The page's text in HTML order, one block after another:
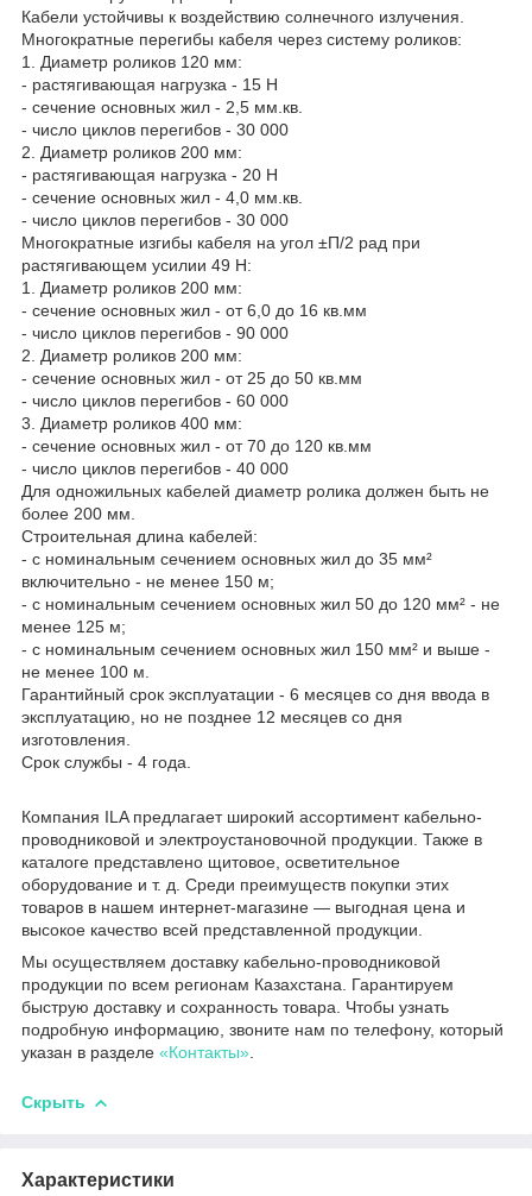
Кабели устойчивы к воздействию солнечного излучения.
Многократные перегибы кабеля через систему роликов:
1. Диаметр роликов 120 мм:
- растягивающая нагрузка - 15 Н
- сечение основных жил - 2,5 мм.кв.
- число циклов перегибов - 30 000
2. Диаметр роликов 200 мм:
- растягивающая нагрузка - 20 Н
- сечение основных жил - 4,0 мм.кв.
- число циклов перегибов - 30 000
Многократные изгибы кабеля на угол ±П/2 рад при
растягивающем усилии 49 Н:
1. Диаметр роликов 200 мм:
- сечение основных жил - от 6,0 до 16 кв.мм
- число циклов перегибов - 90 000
2. Диаметр роликов 200 мм:
- сечение основных жил - от 25 до 50 кв.мм
- число циклов перегибов - 60 000
3. Диаметр роликов 400 мм:
- сечение основных жил - от 70 до 120 кв.мм
- число циклов перегибов - 40 000
Для одножильных кабелей диаметр ролика должен быть не
более 200 мм.
Строительная длина кабелей:
- с номинальным сечением основных жил до 35 мм²
включительно - не менее 150 м;
- с номинальным сечением основных жил 50 до 120 мм² - не
менее 125 м;
- с номинальным сечением основных жил 150 мм² и выше -
не менее 100 м.
Гарантийный срок эксплуатации - 6 месяцев со дня ввода в
эксплуатацию, но не позднее 12 месяцев со дня
изготовления.
Срок службы - 4 года.
Компания ILA предлагает широкий ассортимент кабельно-
проводниковой и электроустановочной продукции. Также в
каталоге представлено щитовое, осветительное
оборудование и т. д. Среди преимуществ покупки этих
товаров в нашем интернет-магазине — выгодная цена и
высокое качество всей представленной продукции.
Мы осуществляем доставку кабельно-проводниковой
продукции по всем регионам Казахстана. Гарантируем
быструю доставку и сохранность товара. Чтобы узнать
подробную информацию, звоните нам по телефону, который
указан в разделе «Контакты»
Скрыть
Характеристики